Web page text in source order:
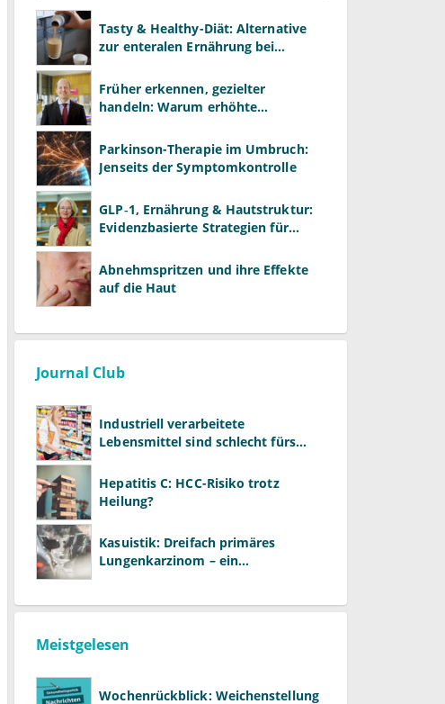
Tasty & Healthy-Diät: Alternative
zur enteralen Ernährung bei
Früher erkennen, gezielter
handeln: Warum erhöhte
als ALT und AST
Parkinson-Therapie im Umbruch:
Jenseits der Symptomkontrolle
GLP‑1, Ernährung & Hautstruktur:
Evidenzbasierte Strategien für
Abnehmspritzen und ihre Effekte
auf die Haut
Journal Club
Industriell verarbeitete
Lebensmittel sind schlecht fürs
Hepatitis C: HCC-Risiko trotz
Heilung?
Kasuistik: Dreifach primäres
Lungenkarzinom – ein
Meistgelesen
Wochenrückblick: Weichenstellung